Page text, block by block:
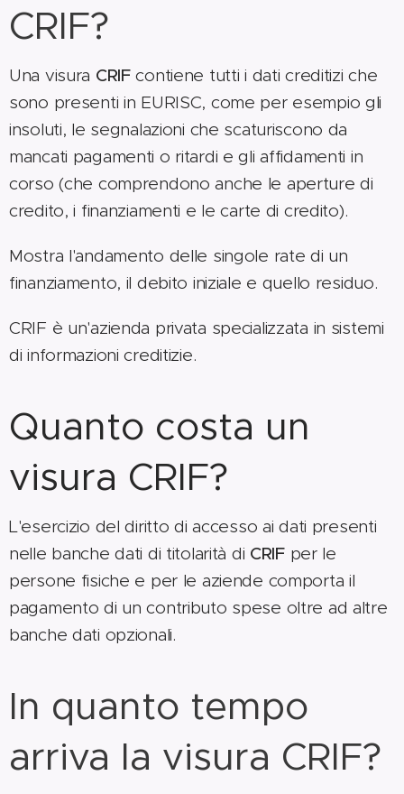
CRIF?
Una visura CRIFcontiene tutti i dati creditizi che
sono presenti in EURISC, come per esempio gli
insoluti, le segnalazioni che scaturiscono da
mancati pagamenti o ritardi e gli affidamenti in
corso (che comprendono anche le aperture di
credito, i finanziamenti e le carte di credito).
Mostra l'andamento delle singole rate di un
finanziamento, il debito iniziale e quello residuo.
CRIF è un'azienda privata specializzata in sistemi
di informazioni creditizie.
Quanto costa un
visura CRIF?
L'esercizio del diritto di accesso ai dati presenti
nelle banche dati di titolarità di CRIFper le
persone fisiche e per le aziende comporta il
pagamento di un contributo spese oltre ad altre
banche dati opzionali.
In quanto tempo
arriva la visura CRIF?